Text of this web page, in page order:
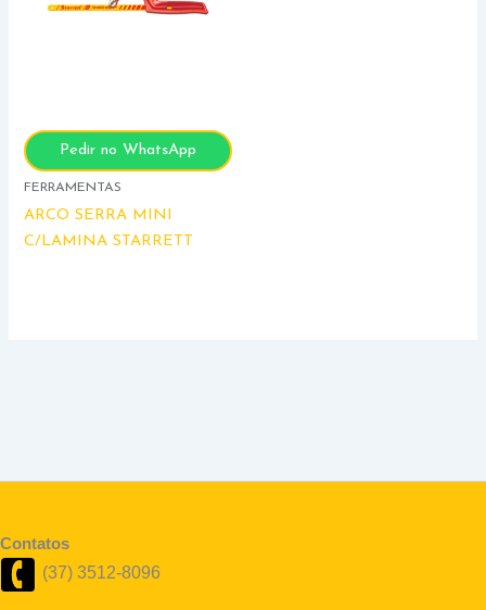
Pedir no WhatsApp
FERRAMENTAS
ARCO SERRA MINI
C/LAMINA STARRETT
Contatos
(37) 3512-8096